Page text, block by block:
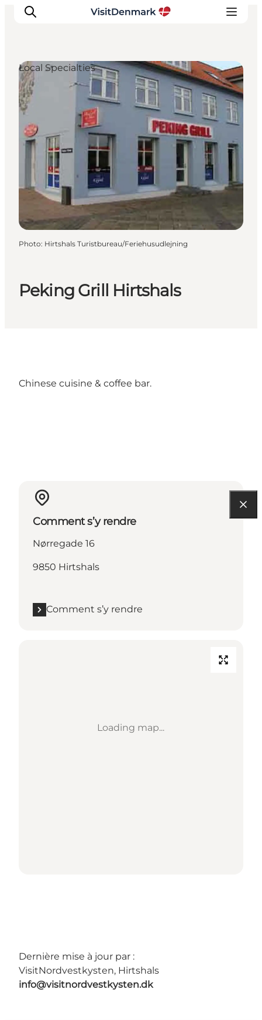
Inspirations
Destinations
Quoi faire
Hébergements
Planifiez votre voyage
Peking Grill Hirtshals
Local Specialties
Photo: Hirtshals Turistbureau/Feriehusudlejning
Chinese cuisine & coffee bar.
Comment s’y rendre
Nørregade 16
9850 Hirtshals
Comment s’y rendre
Loading map...
Dernière mise à jour par :
VisitNordvestkysten, Hirtshals
info@visitnordvestkysten.dk